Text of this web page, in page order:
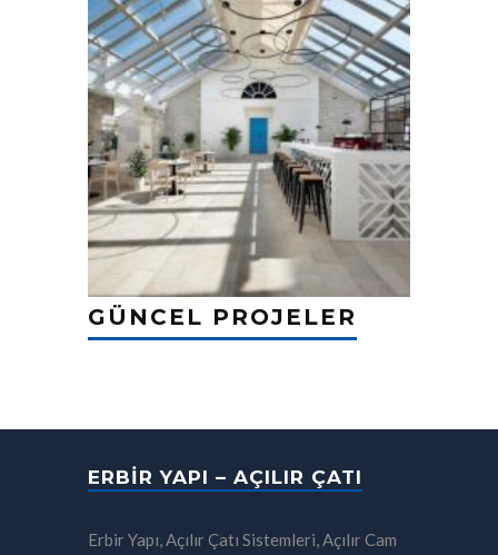
GÜNCEL PROJELER
ERBIR YAPI – AÇILIR ÇATI
Erbir Yapı, Açılır Çatı Sistemleri, Açılır Cam